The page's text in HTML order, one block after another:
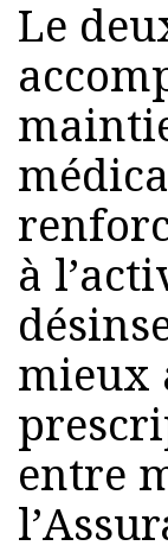
Le
à
mieux
entre